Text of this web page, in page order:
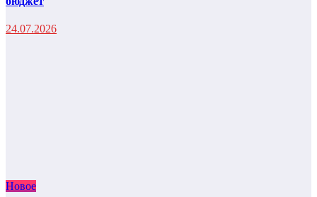
24.07.2026
Новое